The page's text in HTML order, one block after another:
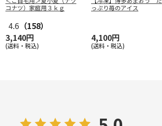
コナツ）家庭用３ｋｇ
4.6 （158）
3,140円
(送料・税込)
っぷり苺のアイス
4,100円
(送料・税込)